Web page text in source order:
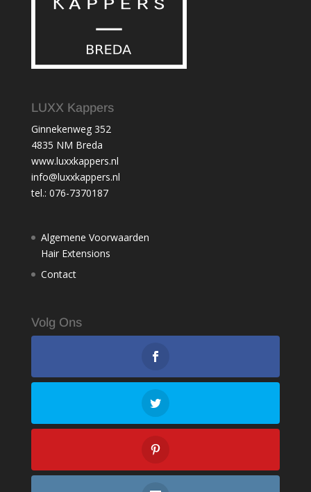
LUXX Kappers
Ginnekenweg 352
4835 NM Breda
www.luxxkappers.nl
info@luxxkappers.nl
tel.: 076-7370187
Algemene Voorwaarden
Hair Extensions
Contact
Volg Ons